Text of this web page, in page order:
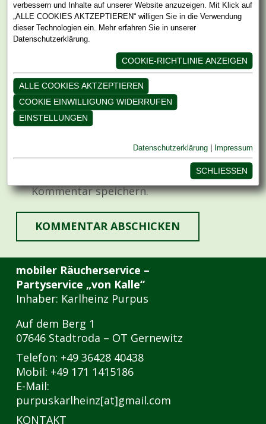
Name, E-Mail-Adresse und Website in
diesem Browser für meinen nächsten
Kommentar speichern.
KOMMENTAR ABSCHICKEN
mobiler Räucherservice –
Partyservice „von Kalle“
Inhaber: Karlheinz Purpus
Auf dem Berg 1
07646 Stadtroda – OT Gernewitz
Telefon: +49 36428 40438
Mobil: +49 171 1415186
E-Mail:
purpuskarlheinz[at]gmail.com
KONTAKT